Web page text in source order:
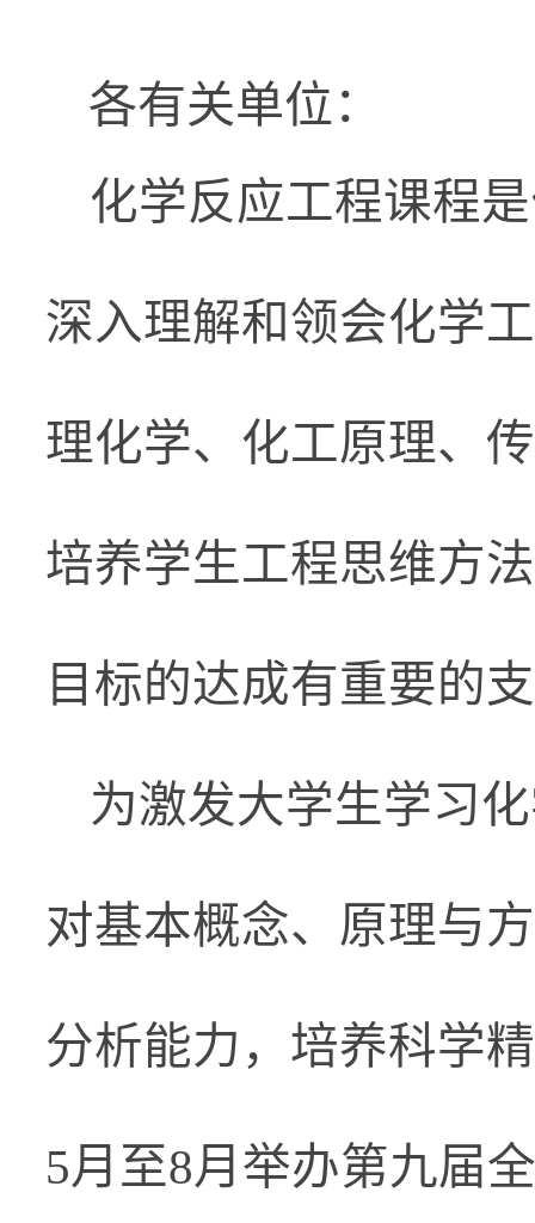
各有关单位：
化学反应工程课程
深入理解和领会化学
理化学、化工原理、
培养学生工程思维方
目标的达成有重要的
为激发大学生学习
对基本概念、原理与
分析能力，培养科学
5月至8月举办第九届